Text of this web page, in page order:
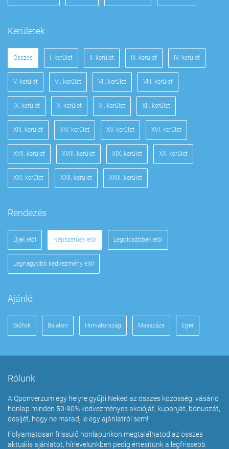
Kerületek
Összes I. kerület II. kerület III. kerület IV. kerület
V. kerület VI. kerület VII. kerület VIII. kerület
IX. kerület X. kerület XI. kerület XII. kerület
XIII. kerület XIV. kerület XV. kerület XVI. kerület
XVII. kerület XVIII. kerület XIX. kerület XX. kerület
XXI. kerület XXII. kerület XXIII. kerület
Rendezés
Újak elöl Népszerűek elöl Legolcsóbbak elöl
Legnagyobb kedvezmény elöl
Ajánló
Siófok Balaton Horvátország Masszázs Eger
Rólunk
A Qponverzum egy helyre gyűjti Neked az összes közösségi vásárló
honlap minden 50-90% kedvezményes akcióját, kuponját, bónuszát,
dealjét, hogy ne maradj le egy ajánlatról sem!
Folyamatosan frissülő honlapunkon megtalálhatod az összes
aktuális ajánlatot, hírlevelünkben pedig értesítünk a legfrissebb